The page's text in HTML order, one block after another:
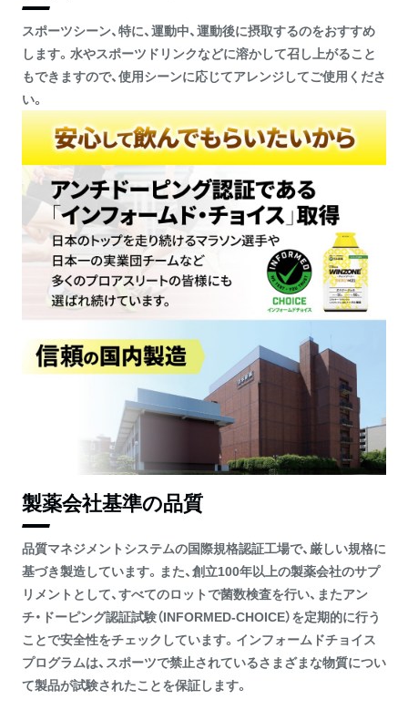
スポーツシーン、特に、運動中、運動後に摂取するのをおすすめ
します。水やスポーツドリンクなどに溶かして召し上がること
もできますので、使用シーンに応じてアレンジしてご使用くださ
い。
製薬会社基準の品質
品質マネジメントシステムの国際規格認証工場で、厳しい規格に
基づき製造しています。また、創立100年以上の製薬会社のサプ
リメントとして、すべてのロットで菌数検査を行い、またアン
チ・ドーピング認証試験（INFORMED-CHOICE）を定期的に行う
ことで安全性をチェックしています。インフォームドチョイス
プログラムは、スポーツで禁止されているさまざまな物質につい
て製品が試験されたことを保証します。